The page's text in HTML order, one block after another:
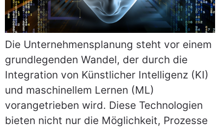
Die Unternehmensplanung steht vor einem
grundlegenden Wandel, der durch die
Integration von Künstlicher Intelligenz (KI)
und maschinellem Lernen (ML)
vorangetrieben wird. Diese Technologien
bieten nicht nur die Möglichkeit, Prozesse